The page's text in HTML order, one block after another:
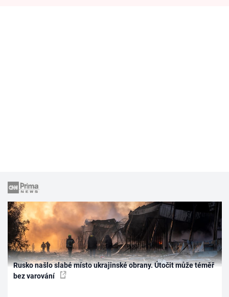
Rusko našlo slabé místo ukrajinské obrany. Útočit může téměř
bez varování